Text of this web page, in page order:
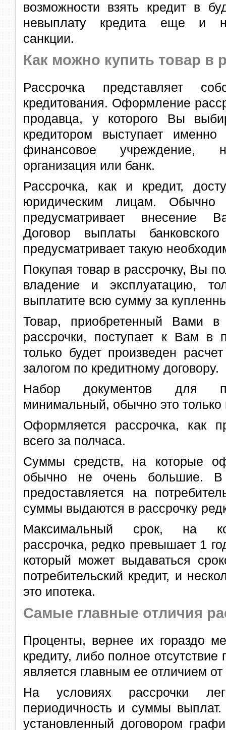
возможности взять кредит в
невыплату кредита еще и
санкции.
Как можно купить товар в
Рассрочка представляет
кредитования. Оформление
продавца, у которого Вы
кредитором выступает
финансовое учреждение,
организация или банк.
Рассрочка, как и кредит,
юридическим лицам. Обычно
предусматривает внесение
Договор выплаты
предусматривает такую
Покупая товар в рассрочку, Вы
владение и эксплуатацию,
выплатите всю сумму за
Товар, приобретенный Вами в
рассрочки, поступает к Вам в
только будет произведен
залогом по кредитному договору.
Набор документов для
минимальный, обычно это только
Оформляется рассрочка, как
всего за полчаса.
Суммы средств, на которые
обычно не очень большие. В
предоставляется на
суммы выдаются в рассрочку
Максимальный срок, на
рассрочка, редко превышает 1
который может выдаваться
потребительский кредит, и
это ипотека.
Самые главные отличия
Проценты, вернее их гораздо
кредиту, либо полное отсутствие
является главным ее отличием от
На условиях рассрочки
периодичность и суммы
установленный договором